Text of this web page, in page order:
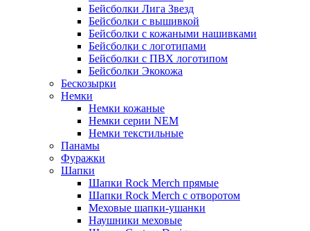
Бейсболки Лига Звезд
Бейсболки с вышивкой
Бейсболки с кожаными нашивками
Бейсболки с логотипами
Бейсболки с ПВХ логотипом
Бейсболки Экокожа
Бескозырки
Немки
Немки кожаные
Немки серии NEM
Немки текстильные
Панамы
Фуражки
Шапки
Шапки Rock Merch прямые
Шапки Rock Merch с отворотом
Меховые шапки-ушанки
Наушники меховые